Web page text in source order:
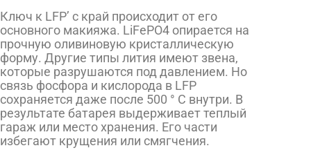
Ключ к LFP’ с край происходит от его
основного макияжа. LiFePO4 опирается на
прочную оливиновую кристаллическую
форму. Другие типы лития имеют звена,
которые разрушаются под давлением. Но
связь фосфора и кислорода в LFP
сохраняется даже после 500 ° C внутри. В
результате батарея выдерживает теплый
гараж или место хранения. Его части
избегают крущения или смягчения.